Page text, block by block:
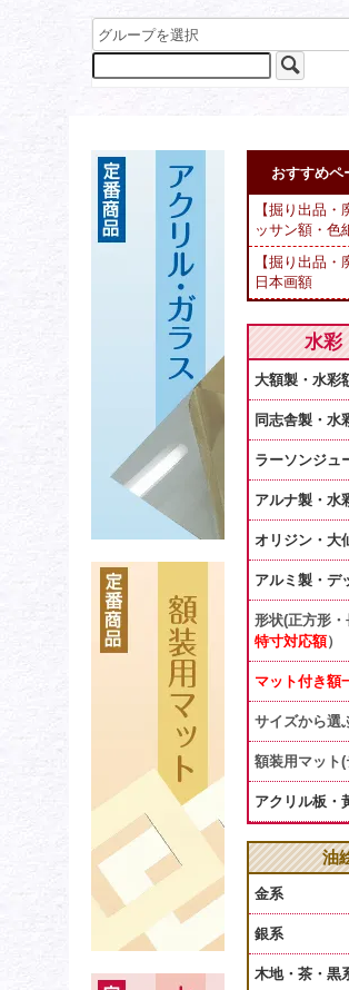
おすすめペ
【掘り出品
ッサン額・色
【掘り出品・
日本画額
水彩
大額製・水彩
同志舎製・水
ラーソンジュ
アルナ製・水
オリジン・大
アルミ製・デ
形状(正方形
特寸対応額）
マット付き額
サイズから選
額装用マット
アクリル板・
油
金系
銀系
木地・茶・黒